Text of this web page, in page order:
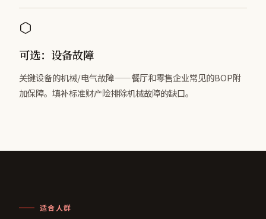
可选：设备故障
关键设备的机械/电气故障——餐厅和零售企业常见的BOP附
加保障。填补标准财产险排除机械故障的缺口。
适合人群